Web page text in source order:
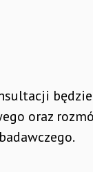
będzie
oraz